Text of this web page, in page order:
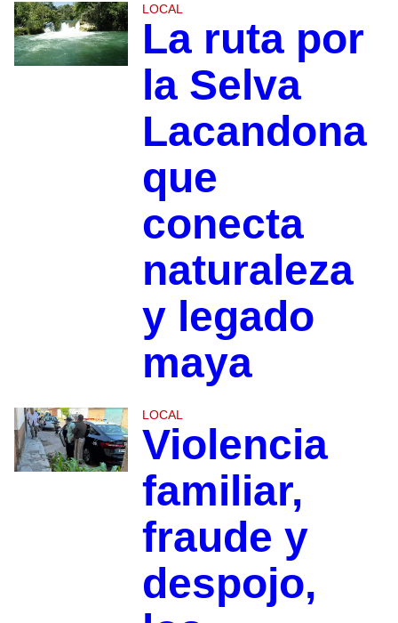
LOCAL
La ruta por
la Selva
Lacandona
que
conecta
naturaleza
y legado
maya
LOCAL
Violencia
familiar,
fraude y
despojo,